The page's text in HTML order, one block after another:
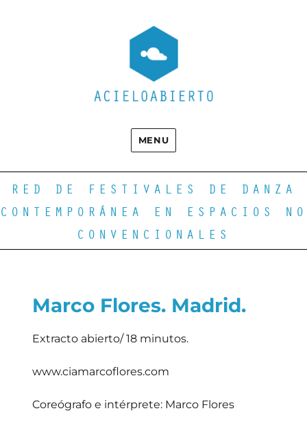
MENU
RED DE FESTIVALES DE DANZA
CONTEMPORÁNEA EN ESPACIOS NO
CONVENCIONALES
Marco Flores. Madrid.
Extracto abierto/ 18 minutos.
www.ciamarcoflores.com
Coreógrafo e intérprete: Marco Flores